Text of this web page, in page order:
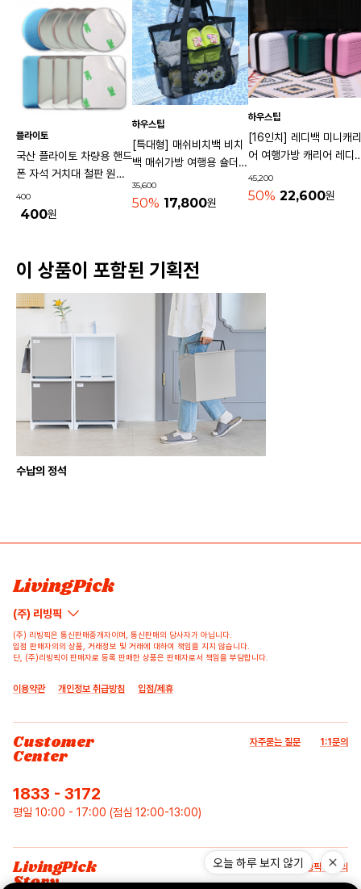
플라이토
국산 플라이토 차량용 핸드
폰 자석 거치대 철판 원형
사각 40mm
400
400원
하우스팁
[특대형] 매쉬비치백 비치
백 매쉬가방 여행용 숄더백
물놀이가방 수영가방 물빠
지는가방
35,600
50% 17,800원
하우스팁
[16인치] 레디백 미니캐리
어 여행가방 캐리어 레디
기내용가방
45,200
50% 22,600원
이 상품이 포함된 기획전
수납의 정석
LivingPick
(주) 리빙픽
(주) 리빙픽은 통신판매중개자이며, 통신판매의 당사자가 아닙니다.
입점 판매자의의 상품, 거래정보 및 거래에 대하여 책임을 지지 않습니다.
단, (주)리빙픽이 판매자로 등록 판매한 상품은 판매자로서 책임을 부담합니다.
이용약관 개인정보 취급방침 입점/제휴
Customer
Center
자주묻는 질문 1:1문의
1833 - 3172
평일 10:00 - 17:00 (점심 12:00-13:00)
LivingPick
Story
리빙픽 스토리
오늘 하루 보지 않기